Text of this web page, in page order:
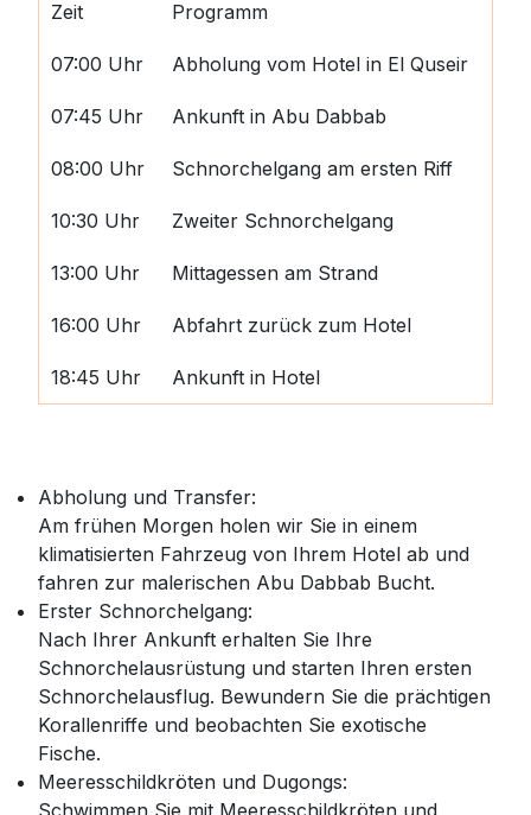
Zeit Programm
07:00 Uhr Abholung vom Hotel in El Quseir
07:45 Uhr Ankunft in Abu Dabbab
08:00 Uhr Schnorchelgang am ersten Riff
10:30 Uhr Zweiter Schnorchelgang
13:00 Uhr Mittagessen am Strand
16:00 Uhr Abfahrt zurück zum Hotel
18:45 Uhr Ankunft in Hotel
Abholung und Transfer:
Am frühen Morgen holen wir Sie in einem
klimatisierten Fahrzeug von Ihrem Hotel ab und
fahren zur malerischen Abu Dabbab Bucht.
Erster Schnorchelgang:
Nach Ihrer Ankunft erhalten Sie Ihre
Schnorchelausrüstung und starten Ihren ersten
Schnorchelausflug. Bewundern Sie die prächtigen
Korallenriffe und beobachten Sie exotische
Fische.
Meeresschildkröten und Dugongs:
Schwimmen Sie mit Meeresschildkröten und